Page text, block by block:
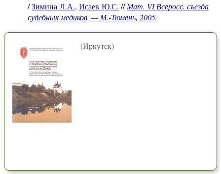
/Зимина Л.А., Исаев Ю.С. //Мат. VI Всеросс. съезда
судебных медиков. — М.-Тюмень, 2005.
(Иркутск)